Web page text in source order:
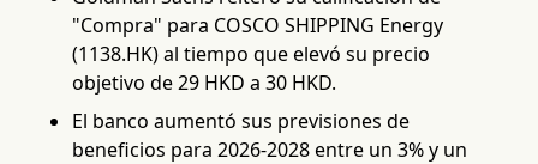
"Compra" para COSCO SHIPPING Energy
(1138.HK) al tiempo que elevó su precio
objetivo de 29 HKD a 30 HKD.
El banco aumentó sus previsiones de
beneficios para 2026-2028 entre un 3% y un